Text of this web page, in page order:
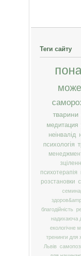
Теги сайту
тварини
медитация
неінвалід
психологія
психотерапія
розстановки
благодійність
надихаюча
екологічне
тренинги
Львів